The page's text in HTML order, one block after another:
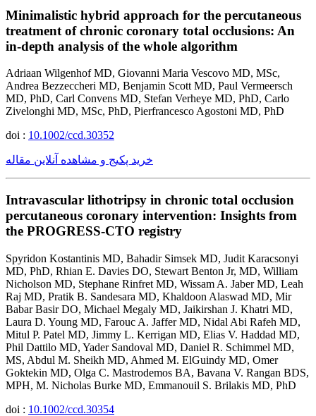
Minimalistic hybrid approach for the percutaneous
treatment of chronic coronary total occlusions: An
in-depth analysis of the whole algorithm
Adriaan Wilgenhof MD, Giovanni Maria Vescovo MD, MSc,
Andrea Bezzeccheri MD, Benjamin Scott MD, Paul Vermeersch
MD, PhD, Carl Convens MD, Stefan Verheye MD, PhD, Carlo
Zivelonghi MD, MSc, PhD, Pierfrancesco Agostoni MD, PhD
doi : 10.1002/ccd.30352
خرید پکیج و مشاهده آنلاین مقاله
Intravascular lithotripsy in chronic total occlusion
percutaneous coronary intervention: Insights from
the PROGRESS-CTO registry
Spyridon Kostantinis MD, Bahadir Simsek MD, Judit Karacsonyi
MD, PhD, Rhian E. Davies DO, Stewart Benton Jr, MD, William
Nicholson MD, Stephane Rinfret MD, Wissam A. Jaber MD, Leah
Raj MD, Pratik B. Sandesara MD, Khaldoon Alaswad MD, Mir
Babar Basir DO, Michael Megaly MD, Jaikirshan J. Khatri MD,
Laura D. Young MD, Farouc A. Jaffer MD, Nidal Abi Rafeh MD,
Mitul P. Patel MD, Jimmy L. Kerrigan MD, Elias V. Haddad MD,
Phil Dattilo MD, Yader Sandoval MD, Daniel R. Schimmel MD,
MS, Abdul M. Sheikh MD, Ahmed M. ElGuindy MD, Omer
Goktekin MD, Olga C. Mastrodemos BA, Bavana V. Rangan BDS,
MPH, M. Nicholas Burke MD, Emmanouil S. Brilakis MD, PhD
doi : 10.1002/ccd.30354